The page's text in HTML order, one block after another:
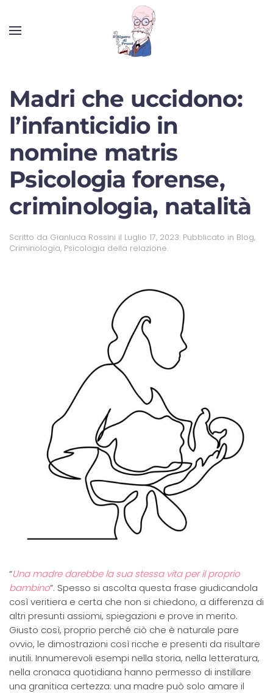
Madri che uccidono:
l’infanticidio in
nomine matris
Psicologia forense,
criminologia, natalità
Scritto da Gianluca Rossini il Luglio 17, 2023. Pubblicato in Blog,
Criminologia, Psicologia della relazione.
“Una madre darebbe la sua stessa vita per il proprio
bambino”. Spesso si ascolta questa frase giudicandola
così veritiera e certa che non si chiedono, a differenza di
altri presunti assiomi, spiegazioni e prove in merito.
Giusto così, proprio perché ciò che è naturale pare
ovvio, le dimostrazioni così ricche e presenti da risultare
inutili. Innumerevoli esempi nella storia, nella letteratura,
nella cronaca quotidiana hanno permesso di instillare
una granitica certezza: una madre può solo amare il